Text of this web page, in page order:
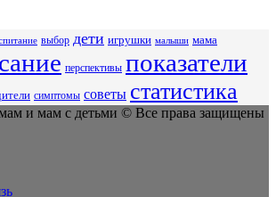
выбор дети игрушки малыши мама
перспективы показатели
симптомы советы статистика
и мам с детьми © Все права защищены